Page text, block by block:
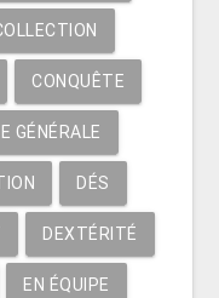
CONQUÊTE
GÉNÉRALE
DÉS
DEXTÉRITÉ
EN ÉQUIPE